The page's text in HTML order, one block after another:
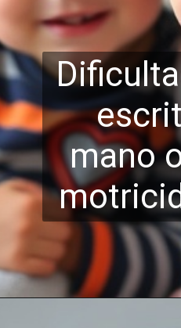
mano
motri